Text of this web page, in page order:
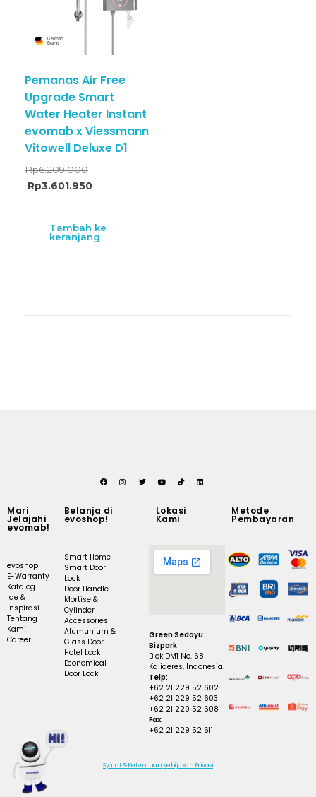
Pemanas Air Free
Upgrade Smart
Water Heater Instant
evomab x Viessmann
Vitowell Deluxe D1
Rp6.209.000
Rp3.601.950
Tambah ke
keranjang
Mari
Jelajahi
evomab!
evoshop
E-Warranty
Katalog
Ide &
Inspirasi
Tentang
Kami
Career
Belanja di
evoshop!
Smart Home
Smart Door
Lock
Door Handle
Mortise &
Cylinder
Accessories
Alumunium &
Glass Door
Hotel Lock
Economical
Door Lock
Lokasi
Kami
Green Sedayu
Bizpark
Blok DM1 No. 68
Kalideres, Indonesia.
Telp:
+62 21 229 52 602
+62 21 229 52 603
+62 21 229 52 608
Fax:
+62 21 229 52 611
Metode
Pembayaran
Syarat & Ketentuan Kebijakan Privasi